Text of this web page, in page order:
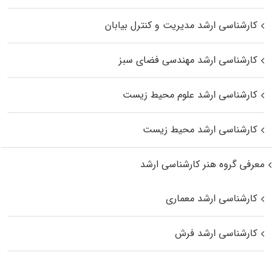
کارشناسی ارشد مدیریت و کنترل بیابان
کارشناسی ارشد مهندسی فضای سبز
کارشناسی ارشد علوم محیط‌ زیست
کارشناسی ارشد محیط زیست
معرفی گروه هنر کارشناسی ارشد
کارشناسی ارشد معماری
کارشناسی ارشد فرش